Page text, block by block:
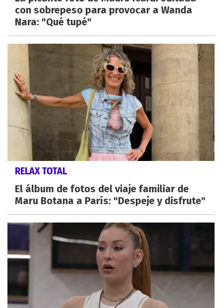
con sobrepeso para provocar a Wanda
Nara: "Qué tupé"
RELAX TOTAL
El álbum de fotos del viaje familiar de
Maru Botana a París: "Despeje y disfrute"